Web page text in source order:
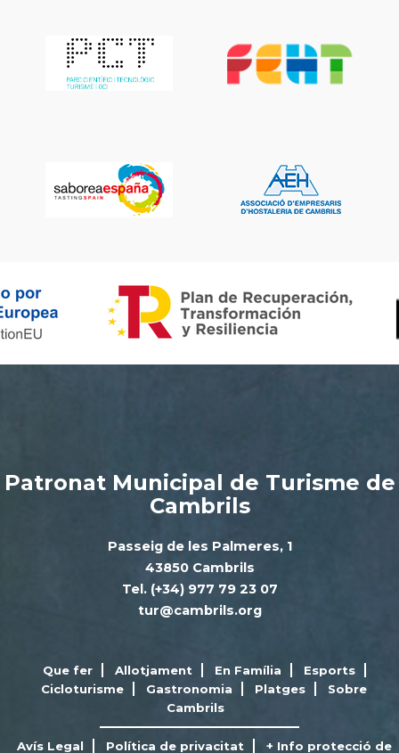
Patronat Municipal de Turisme de
Cambrils
Passeig de les Palmeres, 1
43850 Cambrils
Tel. (+34) 977 79 23 07
tur@cambrils.org
Que fer Allotjament En Família
Esports
Cicloturisme
Gastronomia Platges
Sobre
Cambrils
Avís Legal Política de privacitat + Info protecció de